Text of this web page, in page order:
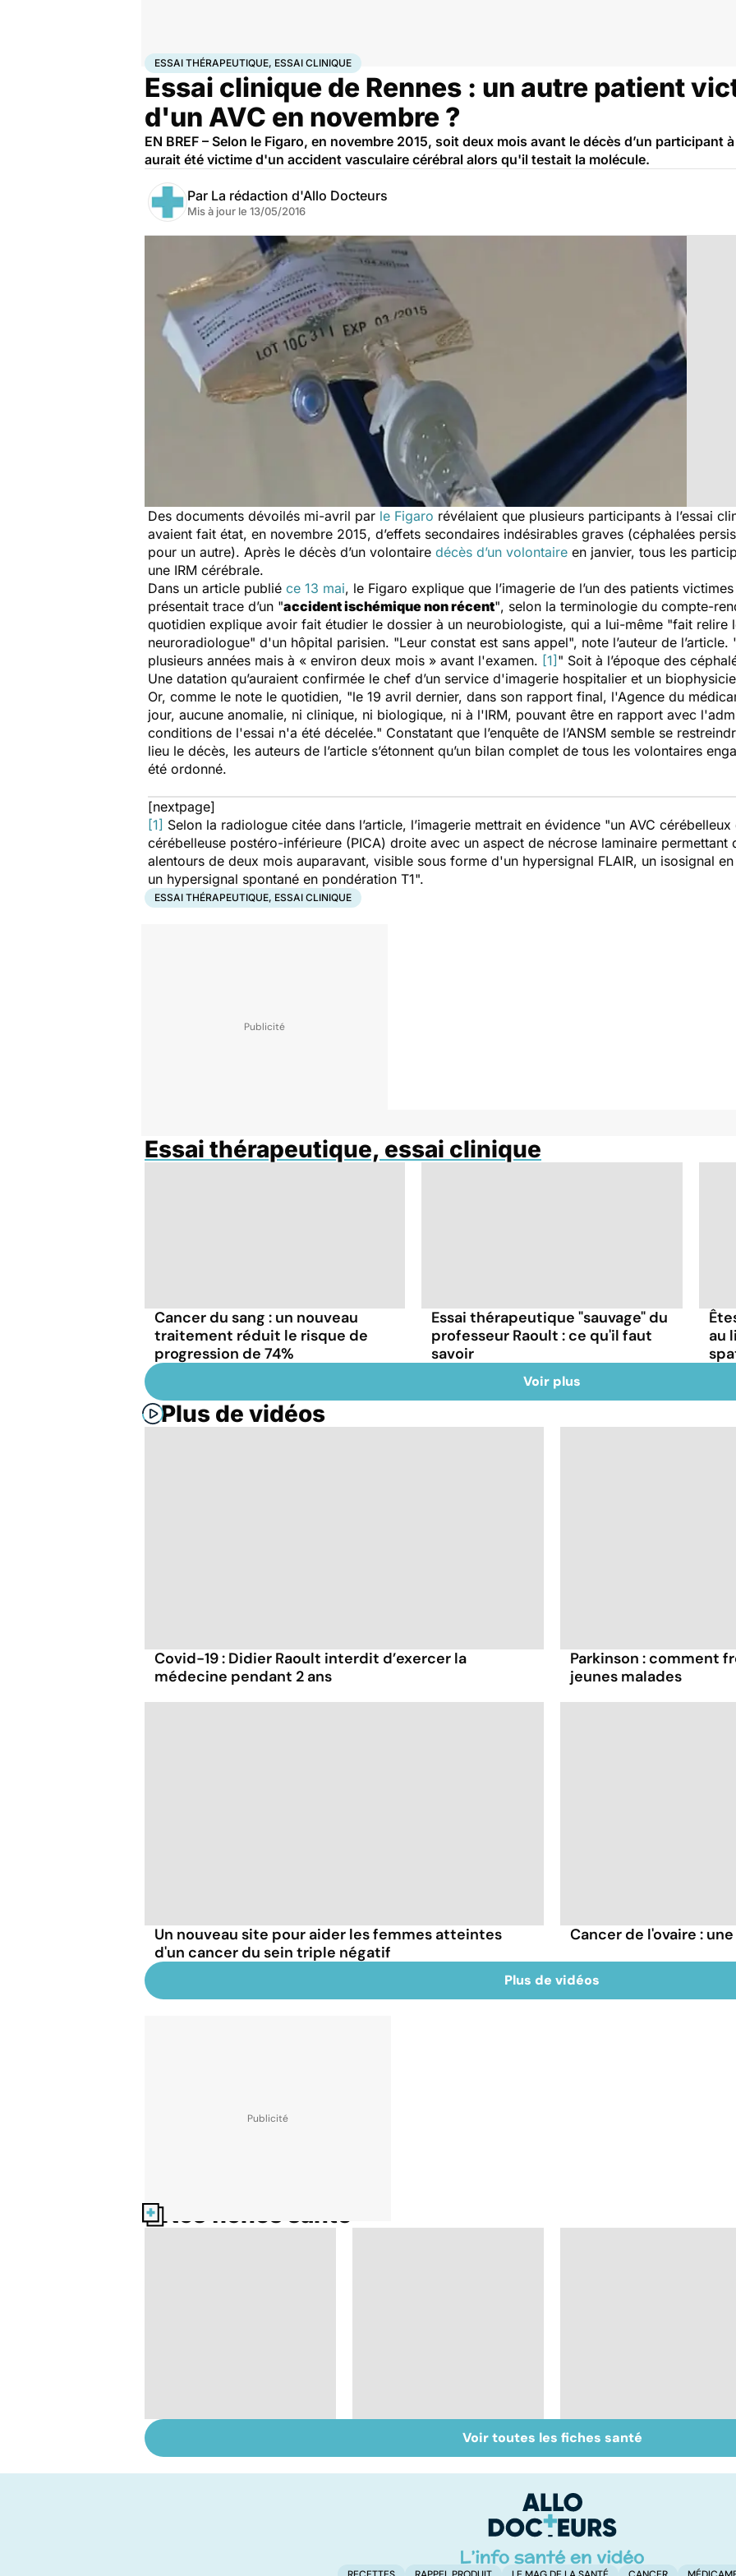
AccueilSantéEssai thérapeutique, essai clinique
ESSAI THÉRAPEUTIQUE, ESSAI CLINIQUE
Essai clinique de Rennes : un autre patient
d'un AVC en novembre ?
EN BREF – Selon le Figaro, en novembre 2015, soit deux mois avant le décès d’un participant
aurait été victime d'un accident vasculaire cérébral alors qu'il testait la molécule.
Par La rédaction d'Allo Docteurs
Mis à jour le 13/05/2016
Des documents dévoilés mi-avril par le Figaro révélaient que plusieurs participants à l’essai
avaient fait état, en novembre 2015, d’effets secondaires indésirables graves (céphalées
pour un autre). Après le décès d’un volontaire décès d’un volontaire en janvier, tous les
une IRM cérébrale.
Dans un article publié ce 13 mai, le Figaro explique que l’imagerie de l’un des patients
présentait trace d’un "accident ischémique non récent", selon la terminologie du compte-
quotidien explique avoir fait étudier le dossier à un neurobiologiste, qui a lui-même "fait relire
neuroradiologue" d'un hôpital parisien. "Leur constat est sans appel", note l’auteur de l’article.
plusieurs années mais à « environ deux mois » avant l'examen. [1] " Soit à l’époque des
Une datation qu’auraient confirmée le chef d’un service d'imagerie hospitalier et un
Or, comme le note le quotidien, "le 19 avril dernier, dans son rapport final, l'Agence du
jour, aucune anomalie, ni clinique, ni biologique, ni à l'IRM, pouvant être en rapport avec
conditions de l'essai n'a été décelée." Constatant que l’enquête de l’ANSM semble se
lieu le décès, les auteurs de l’article s’étonnent qu’un bilan complet de tous les volontaires
été ordonné.
[nextpage]
[1] Selon la radiologue citée dans l’article, l’imagerie mettrait en évidence "un AVC
cérébelleuse postéro-inférieure (PICA) droite avec un aspect de nécrose laminaire
alentours de deux mois auparavant, visible sous forme d'un hypersignal FLAIR, un isosignal
un hypersignal spontané en pondération T1".
ESSAI THÉRAPEUTIQUE, ESSAI CLINIQUE
Essai thérapeutique, essai clinique
Cancer du sang : un nouveau
traitement réduit le risque de
progression de 74%
Essai thérapeutique "sauvage" du
professeur Raoult : ce qu'il faut
savoir
au
Voir plus
Plus de vidéos
Covid-19 : Didier Raoult interdit d’exercer la
médecine pendant 2 ans
Parkinson : comment
jeunes malades
Un nouveau site pour aider les femmes atteintes
d'un cancer du sein triple négatif
Cancer de l'ovaire :
Plus de vidéos
Nos fiches santé
essais cliniques
Tout savoir sur les
infections
Inflammation des
amygdales : que faire
Voir toutes les fiches santé